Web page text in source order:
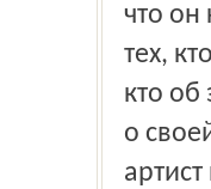
что он
тех,
кто об
о